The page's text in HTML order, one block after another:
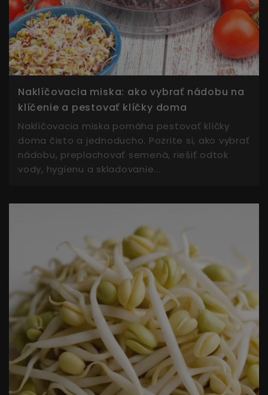
Naklíčovacia miska: ako vybrať nádobu na
klíčenie a pestovať klíčky doma
Naklíčovacia miska pomáha pestovať klíčky
doma čisto a jednoducho. Pozrite si, ako vybrať
nádobu, preplachovať semená, riešiť odtok
vody, hygienu a skladovanie...